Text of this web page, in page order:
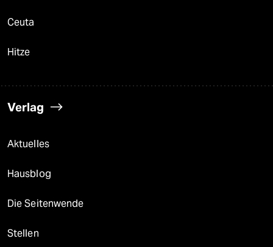
Ceuta
Hitze
Verlag
Aktuelles
Hausblog
Die Seitenwende
Stellen